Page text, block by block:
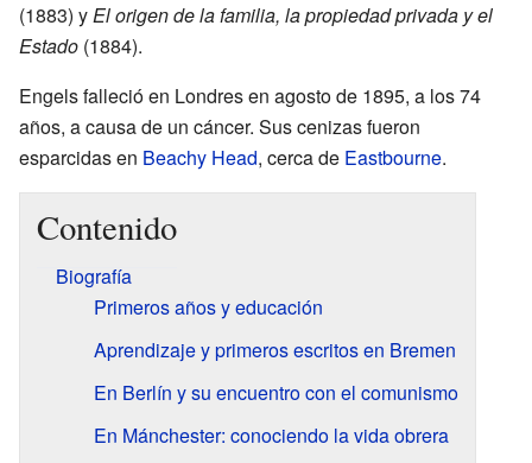
(1883) yEl origen de la familia, la propiedad privada y el
Estado (1884).
Engels falleció en Londres en agosto de 1895, a los 74
años, a causa de un cáncer. Sus cenizas fueron
esparcidas en Beachy Head, cerca de Eastbourne.
Contenido
Biografía
Primeros años y educación
Aprendizaje y primeros escritos en Bremen
En Berlín y su encuentro con el comunismo
En Mánchester: conociendo la vida obrera